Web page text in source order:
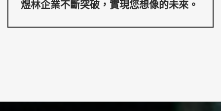
煜林企業不斷突破，實現您想像的未來。